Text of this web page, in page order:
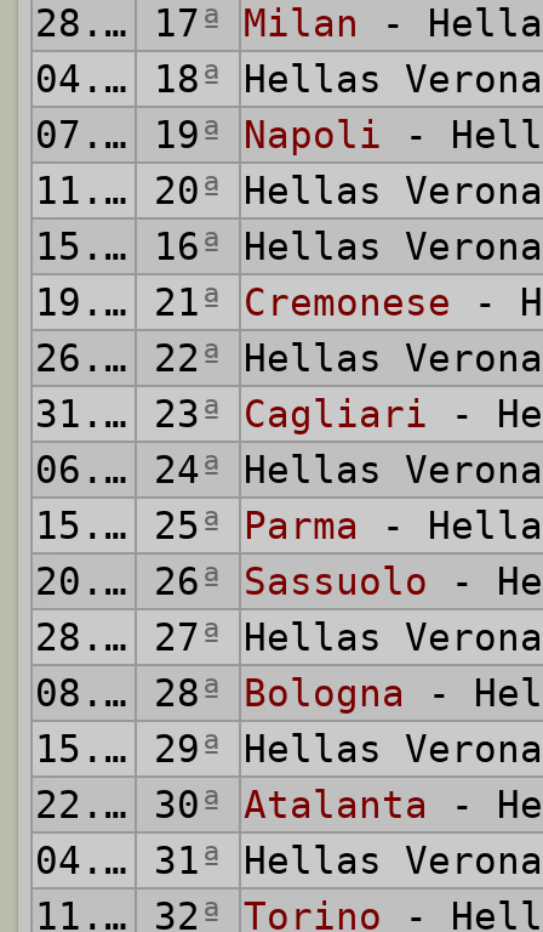
28.12.2025
17ª Milan -
04.01.2026
18ª
Hellas
07.01.2026
19ª Napoli -
11.01.2026
20ª
Hellas
15.01.2026
16ª
Hellas
19.01.2026
21ª Cremonese -
26.01.2026
22ª
Hellas
31.01.2026
23ª Cagliari -
06.02.2026
24ª
Hellas
15.02.2026
25ª Parma -
20.02.2026
26ª Sassuolo -
28.02.2026
27ª
Hellas
08.03.2026
28ª Bologna -
15.03.2026
29ª
Hellas
22.03.2026
30ª Atalanta -
04.04.2026
31ª
Hellas
11.04.2026
32ª Torino -